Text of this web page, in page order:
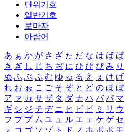
단위기호
일반기호
로마자
아랍어
あ ぁ か が さ ざ た だ な は ば ぱ
き ぎ し じ ち ぢ に ひ び ぴ み り
ぬ ふ ぶ ぷ む ゆ ゅ る え ぇ け げ
れ お ぉ こ ご そ ぞ と ど の ほ ぼ
ア ァ カ サ ザ タ ダ ナ ハ バ パ マ
ギ シ ジ チ ヂ ニ ヒ ビ ピ ミ リ ウ
フ ブ プ ム ユ ュ ル エ ェ ケ ゲ セ